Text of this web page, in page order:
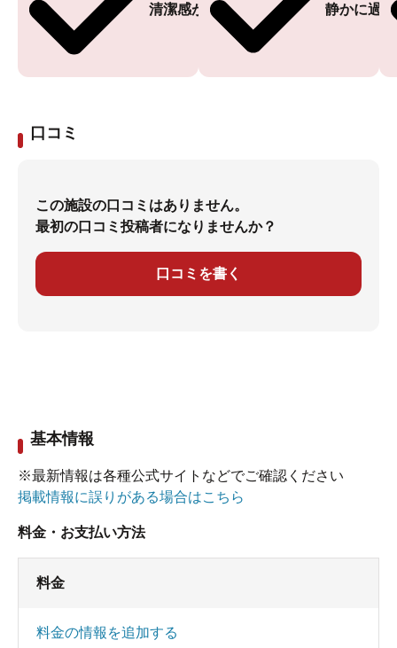
清潔感がある 静かに過
口コミ
この施設の口コミはありません。
最初の口コミ投稿者になりませんか？
口コミを書く
基本情報
※最新情報は各種公式サイトなどでご確認ください
掲載情報に誤りがある場合はこちら
料金・お支払い方法
料金
料金の情報を追加する